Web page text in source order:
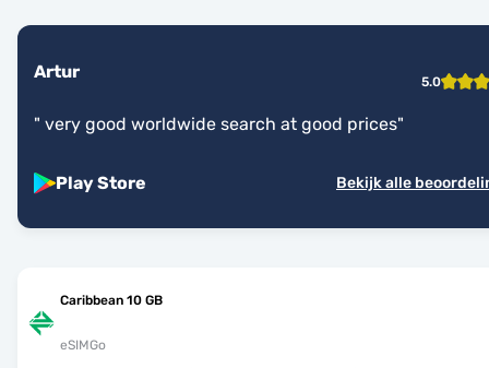
Artur 5.0
" very good worldwide search at good prices"
Play Store Bekijk alle
Caribbean 10 GB
eSIMGo